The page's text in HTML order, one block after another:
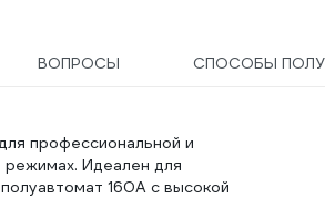
ВОПРОСЫ СПОСОБЫ
профессиональной и
режимах. Идеален для
160А с высокой